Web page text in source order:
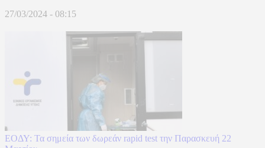
27/03/2024 - 08:15
ΕΟΔΥ: Τα σημεία των δωρεάν rapid test την Παρασκευή 22